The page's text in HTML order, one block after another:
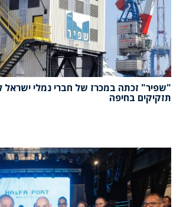
"שפיר" זכתה במכרז של חברי נמלי
תזקיקים בחיפה